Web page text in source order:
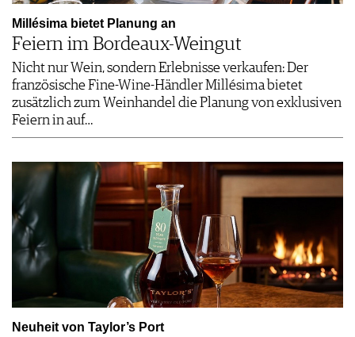
Millésima bietet Planung an
Feiern im Bordeaux-Weingut
Nicht nur Wein, sondern Erlebnisse verkaufen: Der
französische Fine-Wine-Händler Millésima bietet
zusätzlich zum Weinhandel die Planung von exklusiven
Feiern in auf…
Neuheit von Taylor’s Port